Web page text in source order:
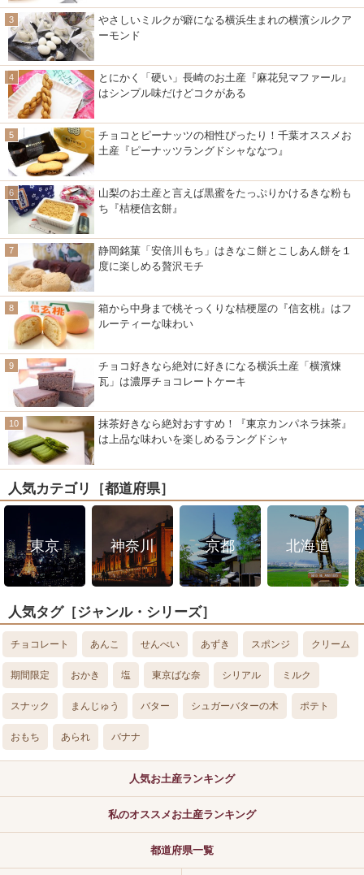
やさしいミルクが癖になる横浜生まれの横濱シルクア
ーモンド
とにかく「硬い」長崎のお土産『麻花兒マファール』
はシンプル味だけどコクがある
チョコとピーナッツの相性ぴったり！千葉オススメお
土産『ピーナッツラングドシャななつ』
山梨のお土産と言えば黒蜜をたっぷりかけるきな粉も
ち『桔梗信玄餅』
静岡銘菓「安倍川もち」はきなこ餅とこしあん餅を１
度に楽しめる贅沢モチ
箱から中身まで桃そっくりな桔梗屋の『信玄桃』はフ
ルーティーな味わい
チョコ好きなら絶対に好きになる横浜土産「横濱煉
瓦」は濃厚チョコレートケーキ
抹茶好きなら絶対おすすめ！『東京カンパネラ抹茶』
は上品な味わいを楽しめるラングドシャ
人気カテゴリ［都道府県］
東京 神奈川 京都 北海道
人気タグ［ジャンル・シリーズ］
チョコレート あんこ せんべい あずき スポンジ クリーム
期間限定 おかき 塩 東京ばな奈 シリアル ミルク
スナック まんじゅう バター シュガーバターの木 ポテト
おもち あられ バナナ
人気お土産ランキング
私のオススメお土産ランキング
都道府県一覧